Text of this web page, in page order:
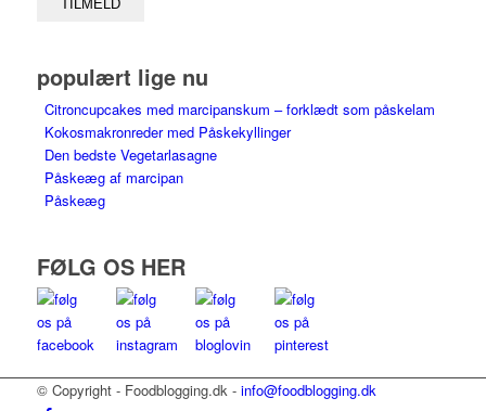
populært lige nu
Citroncupcakes med marcipanskum – forklædt som påskelam
Kokosmakronreder med Påskekyllinger
Den bedste Vegetarlasagne
Påskeæg af marcipan
Påskeæg
FØLG OS HER
© Copyright - Foodblogging.dk - info@foodblogging.dk